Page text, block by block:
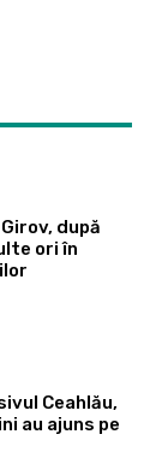
după
ori în
Ceahlău,
au ajuns pe